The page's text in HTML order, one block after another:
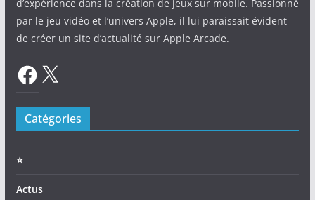
d’expérience dans la création de jeux sur mobile. Passionné
par le jeu vidéo et l’univers Apple, il lui paraissait évident
de créer un site d’actualité sur Apple Arcade.
Facebook
X
Catégories
⭐️
Actus